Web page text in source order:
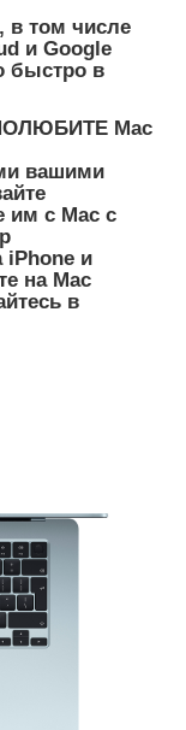
том числе
и Google
быстро в
Mac
вашими
им с Mac с
iPhone и
на Mac
в